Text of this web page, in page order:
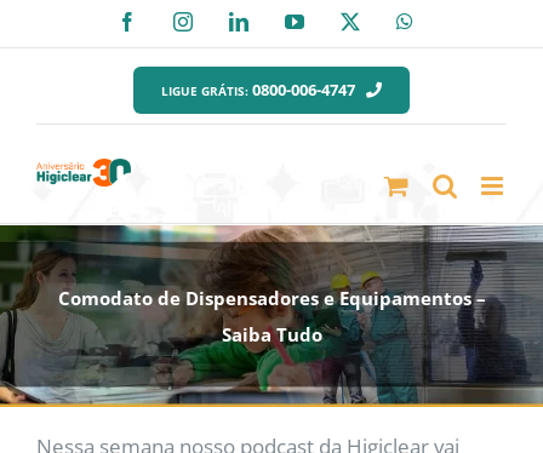
para
FacebookInstagramLinkedInYouTube
LIGUE GRÁTIS: 0800-006-4747
Comodato de Dispensadores e Equipamentos –
Saiba Tudo
Nessa semana nosso podcast da Higiclear vai